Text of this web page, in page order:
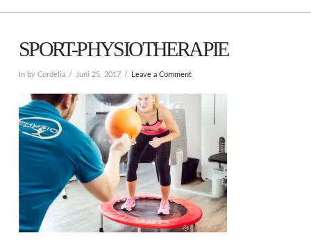
SPORT-PHYSIOTHERAPIE
In by Cordelia Juni 25, 2017 Leave a Comment